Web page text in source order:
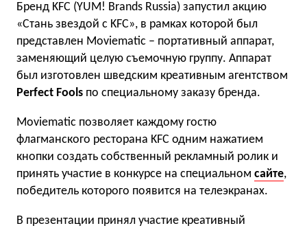
Бренд KFC (YUM! Brands Russia) запустил акцию
«Стань звездой с KFC», в рамках которой был
представлен Moviematic – портативный аппарат,
заменяющий целую съемочную группу. Аппарат
был изготовлен шведским креативным агентством
Perfect Fools по специальному заказу бренда.
Moviematic позволяет каждому гостю
флагманского ресторана KFC одним нажатием
кнопки создать собственный рекламный ролик и
принять участие в конкурсе на специальном сайте,
победитель которого появится на телеэкранах.
В презентации принял участие креативный